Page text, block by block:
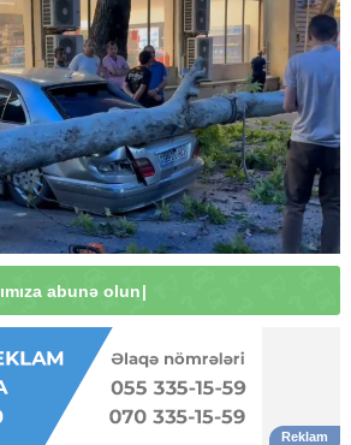
ımıza abun|